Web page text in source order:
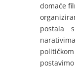
domaće
postala